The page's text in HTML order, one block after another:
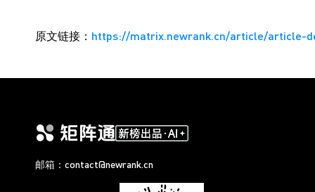
原文链接： https://matrix.newrank.cn/article/article-
邮箱：contact@newrank.cn